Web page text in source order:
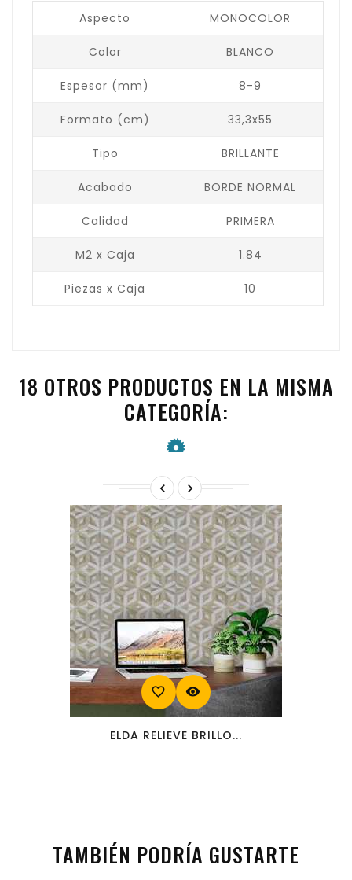
Aspecto MONOCOLOR
Color BLANCO
Espesor (mm) 8-9
Formato (cm) 33,3x55
Tipo BRILLANTE
Acabado BORDE NORMAL
Calidad PRIMERA
M2 x Caja 1.84
Piezas x Caja 10
18 OTROS PRODUCTOS EN LA MISMA
CATEGORÍA:
 
favorite_border visibility
ELDA RELIEVE BRILLO...
TAMBIÉN PODRÍA GUSTARTE